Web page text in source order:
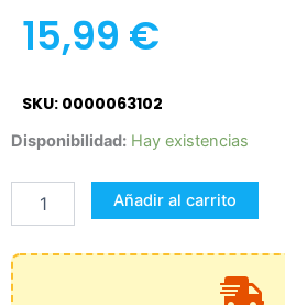
15,99 €
SKU: 0000063102
Disponibilidad: Hay existencias
1000
DOMINIC
DAVISON
cantidad
Añadir al carrito